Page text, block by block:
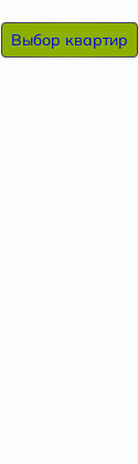
Выбор квартир